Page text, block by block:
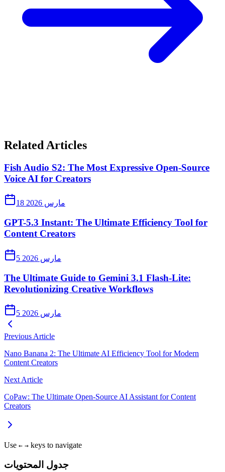
Related Articles
Fish Audio S2: The Most Expressive Open-Source
Voice AI for Creators
18 مارس 2026
GPT-5.3 Instant: The Ultimate Efficiency Tool for
Content Creators
5 مارس 2026
The Ultimate Guide to Gemini 3.1 Flash-Lite:
Revolutionizing Creative Workflows
5 مارس 2026
Previous Article
Nano Banana 2: The Ultimate AI Efficiency Tool for Modern
Content Creators
Next Article
CoPaw: The Ultimate Open-Source AI Assistant for Content
Creators
Use ← → keys to navigate
جدول المحتويات